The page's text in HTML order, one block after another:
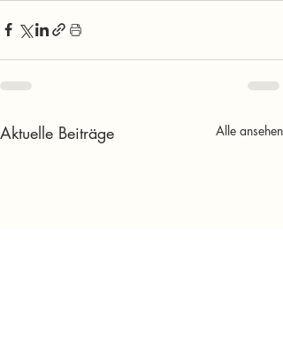
Aktuelle Beiträge Alle ansehen